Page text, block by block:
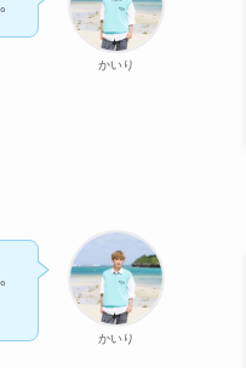
かいり
かいり